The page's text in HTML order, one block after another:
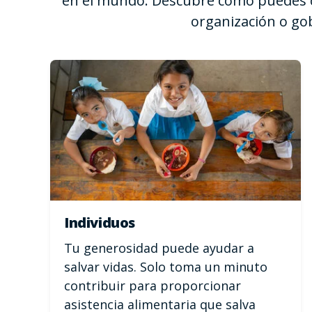
organización o
Individuos
Tu generosidad puede ayudar a
salvar vidas. Solo toma un minuto
contribuir para proporcionar
asistencia alimentaria que salva